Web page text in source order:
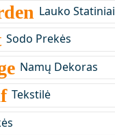
Lauko Statiniai
Sodo Prekės
Namų Dekoras
Tekstilė